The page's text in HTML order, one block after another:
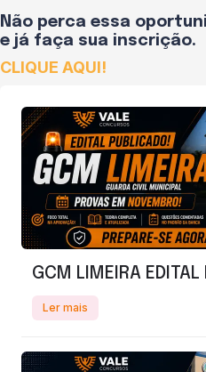
Não perca essa
e já faça sua inscrição.
CLIQUE AQUI!
GCM LIMEIRA EDITAL
Ler mais